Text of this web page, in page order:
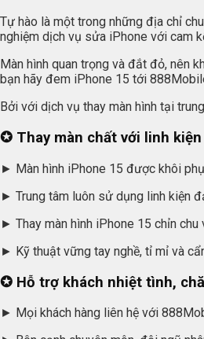
Tự hào là một trong những địa chỉ
nghiệm dịch vụ sửa iPhone với cam
Màn hình quan trọng và đắt đỏ, nên
bạn hãy đem iPhone 15 tới
Bởi với dịch vụ thay màn hình tại
✪ Thay màn chất với linh
► Màn hình iPhone 15 được khôi
► Trung tâm luôn sử dụng linh kiện
► Thay màn hình iPhone 15 chỉn
► Kỹ thuật vững tay nghề, tỉ mỉ và
✪ Hỗ trợ khách nhiệt tình,
► Mọi khách hàng liên hệ với